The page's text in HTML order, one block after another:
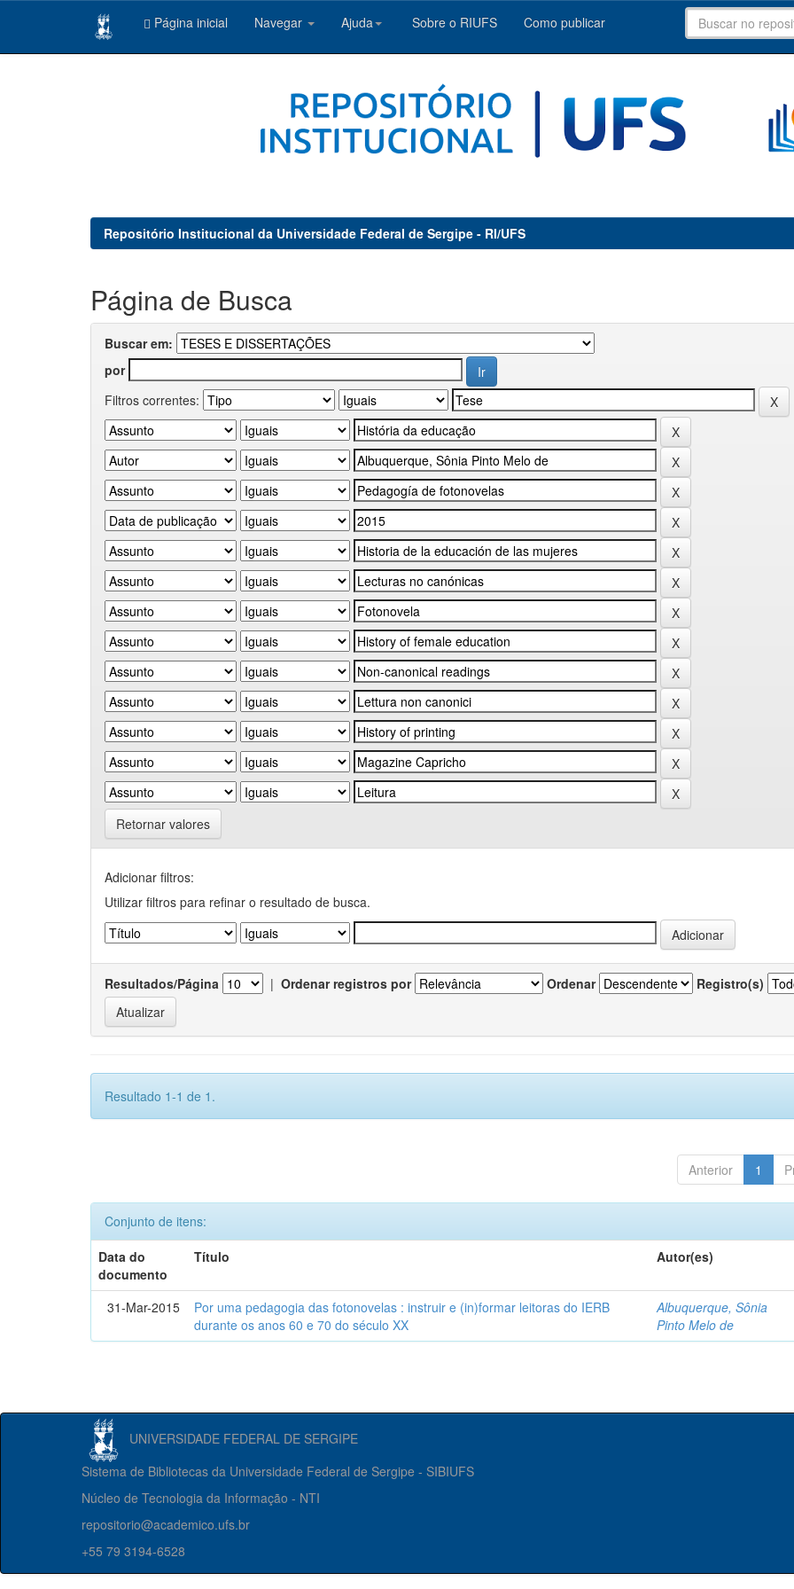
Página inicial Navegar Ajuda Sobre o RIUFS Como publicar
Repositório Institucional da Universidade Federal de Sergipe - RI/UFS
Página de Busca
Buscar em:
por
Filtros correntes:
Retornar valores
Adicionar filtros:
Utilizar filtros para refinar o resultado de busca.
Resultados/Página | Ordenar registros por Ordenar Registro(s)
Resultado 1-1 de 1.
Anterior 1
Conjunto de itens:
Data do
documento
Título Autor(es)
31-Mar-2015
Por uma pedagogia das fotonovelas : instruir e (in)formar leitoras do IERB
durante os anos 60 e 70 do século XX
Albuquerque, Sônia
Pinto Melo de
UNIVERSIDADE FEDERAL DE SERGIPE
Sistema de Bibliotecas da Universidade Federal de Sergipe - SIBIUFS
Núcleo de Tecnologia da Informação - NTI
repositorio@academico.ufs.br
+55 79 3194-6528